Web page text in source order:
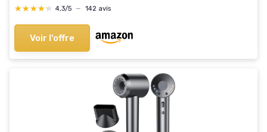
★★★★★
★★★★★ 4,3/5 — 142 avis
Voir l'offre